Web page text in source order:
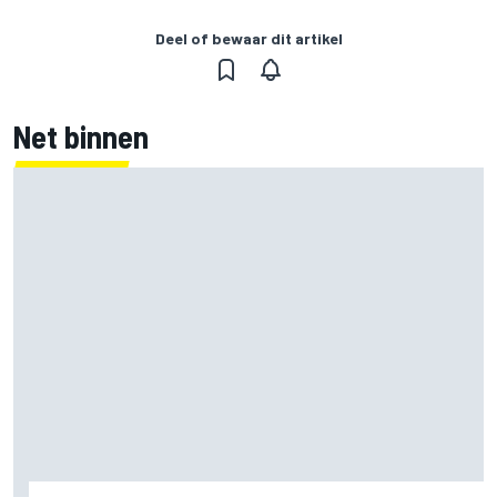
Deel of bewaar dit artikel
Net binnen